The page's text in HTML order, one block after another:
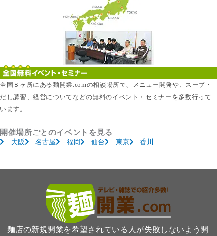
全国８ヶ所にある麺開業.comの相談場所で、メニュー開発や、スープ・
だし講習、経営についてなどの無料のイベント・セミナーを多数行って
います。
開催場所ごとのイベントを見る
大阪 名古屋 福岡 仙台 東京 香川
麺店の新規開業を希望されている人が失敗しないよう開